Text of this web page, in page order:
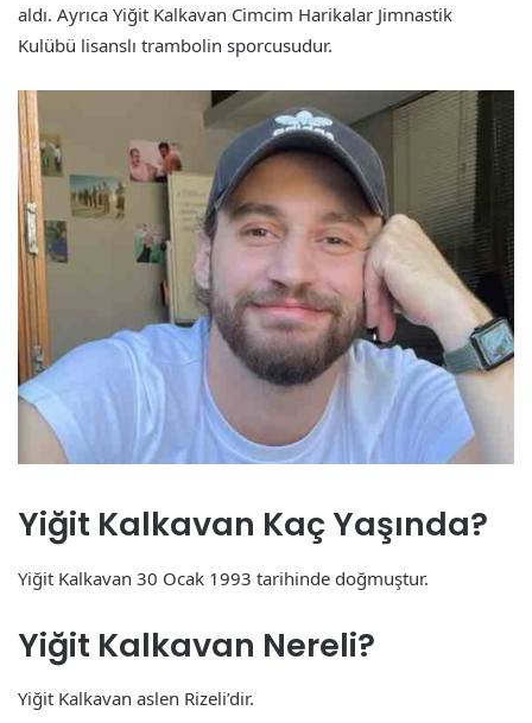
aldı. Ayrıca Yiğit Kalkavan Cimcim Harikalar Jimnastik
Kulübü lisanslı trambolin sporcusudur.
Yiğit Kalkavan Kaç Yaşında?
Yiğit Kalkavan 30 Ocak 1993 tarihinde doğmuştur.
Yiğit Kalkavan Nereli?
Yiğit Kalkavan aslen Rizeli’dir.